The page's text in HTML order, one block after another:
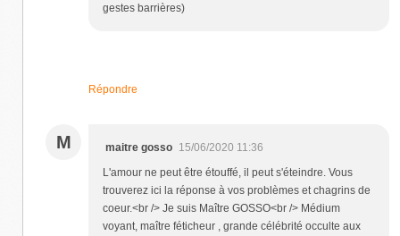
gestes barrières)
Répondre
M maitre gosso 15/06/2020 11:36
L'amour ne peut être étouffé, il peut s'éteindre. Vous
trouverez ici la réponse à vos problèmes et chagrins de
coeur.<br /> Je suis Maître GOSSO<br /> Médium
voyant, maître féticheur , grande célébrité occulte aux